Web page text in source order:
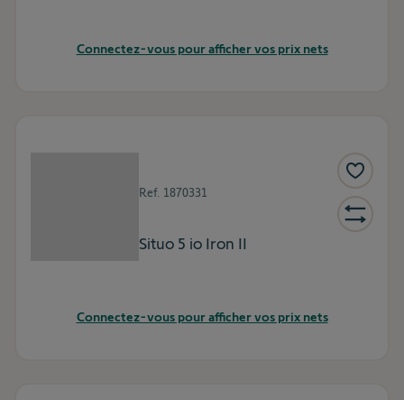
Connectez-vous pour afficher vos prix nets
Ref. 1870331
Situo 5 io Iron II
Connectez-vous pour afficher vos prix nets